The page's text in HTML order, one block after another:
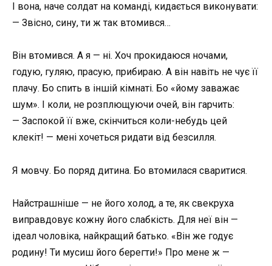
І вона, наче солдат на команді, кидається виконувати:
— Звісно, сину, ти ж так втомився…
Він втомився. А я — ні. Хоч прокидаюся ночами,
годую, гуляю, прасую, прибираю. А він навіть не чує її
плачу. Бо спить в іншій кімнаті. Бо «йому заважає
шум». І коли, не розплющуючи очей, він гарчить:
— Заспокой її вже, скінчиться коли-небудь цей
клекіт! — мені хочеться ридати від безсилля.
Я мовчу. Бо поряд дитина. Бо втомилася сваритися.
Найстрашніше — не його холод, а те, як свекруха
виправдовує кожну його слабкість. Для неї він —
ідеал чоловіка, найкращий батько. «Він же годує
родину! Ти мусиш його берегти!» Про мене ж —